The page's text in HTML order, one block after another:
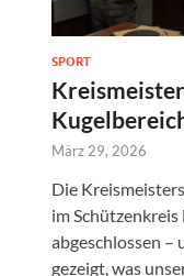
SPORT
März 29, 2026
Die
im
abgeschlossen –
gezeigt, was